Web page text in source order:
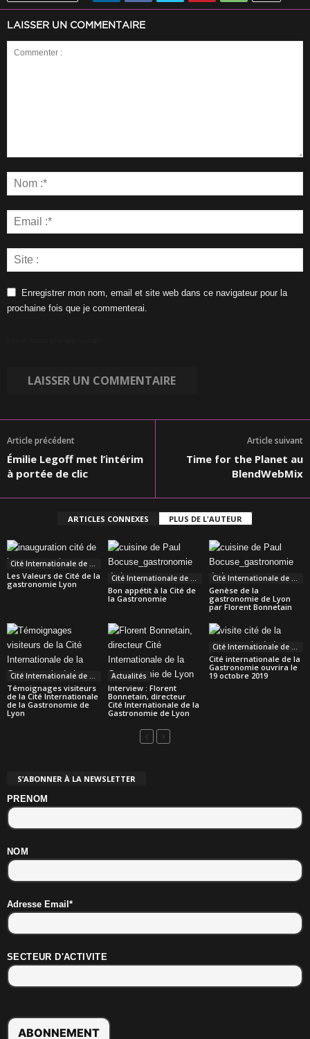
LAISSER UN COMMENTAIRE
Enregistrer mon nom, email et site web dans ce navigateur pour la
prochaine fois que je commenterai.
Article précédent
Émilie Legoff met l’intérim
à portée de clic
Article suivant
Time for the Planet au
BlendWebMix
ARTICLES CONNEXES PLUS DE L'AUTEUR
Cité Internationale de la Gastronomie
Les Valeurs de Cité de la
gastronomie Lyon
Cité Internationale de la Gastronomie
Bon appétit à la Cité de
la Gastronomie
Cité Internationale de la Gastronomie
Genèse de la
gastronomie de Lyon
par Florent Bonnetain
Cité Internationale de la Gastronomie
Témoignages visiteurs
de la Cité Internationale
de la Gastronomie de
Lyon
Actualités
Interview : Florent
Bonnetain, directeur
Cité Internationale de la
Gastronomie de Lyon
Cité Internationale de la Gastronomie
Cité internationale de la
Gastronomie ouvrira le
19 octobre 2019
S’ABONNER À LA NEWSLETTER
PRENOM
NOM
Adresse Email*
SECTEUR D'ACTIVITE